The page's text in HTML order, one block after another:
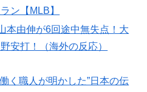
てるんだ？」 世界的ブームの
ン【MLB】
本由伸が6回途中無失点！大
安打！（海外の反応）
く職人が明かした”日本の伝